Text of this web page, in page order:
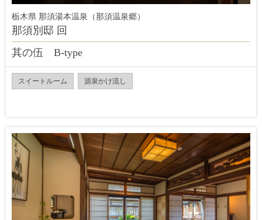
栃木県 那須湯本温泉（那須温泉郷）
那須別邸 回
其の伍 B‐type
スイートルーム 源泉かけ流し